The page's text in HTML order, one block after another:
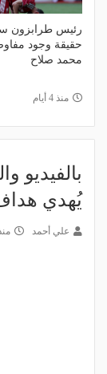
رئيس طرابزون
حقيقة وجود
محمد صلاح
منذ 4 أيام
بالفيديو
يُهدي
علي أحمد منذ 7